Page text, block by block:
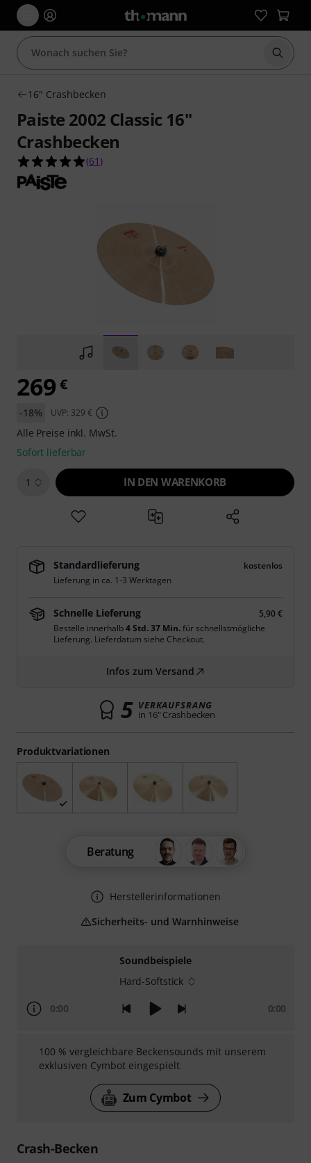
Suche
16" Crashbecken
Paiste 2002 Classic 16"
Crashbecken
4.9 von 5 Sternen aus 61 Kundenbewertungen
(61 )
Soundbeispiele
Hard-Softstick
0:00 0:00
100 % vergleichbare Beckensounds mit unserem
exklusiven Cymbot eingespielt
Zum Cymbot
Crash-Becken
Produktvariationen
269 €
-18% UVP: 329 €
Alle Preise inkl. MwSt.
Sofort lieferbar
1 IN DEN WARENKORB
Standardlieferung
kostenlos
Lieferung in ca. 1-3 Werktagen
Schnelle Lieferung
5,90 €
Bestelle innerhalb4 Std. 37 Min.für schnellstmögliche
Lieferung. Lieferdatum siehe Checkout.
Infos zum Versand
5 VERKAUFSRANG
in 16" Crashbecken
Beratung
Herstellerinformationen
Sicherheits- und Warnhinweise